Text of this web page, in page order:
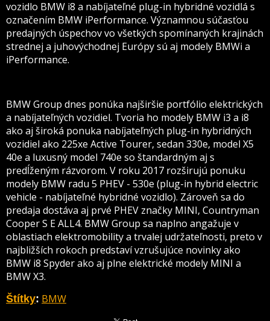
vozidlo BMW i8 a nabíjateľné plug-in hybridné vozidlá s
označením BMW iPerformance. Významnou súčasťou
predajných úspechov vo všetkých spomínaných krajinách
strednej a juhovýchodnej Európy sú aj modely BMWi a
iPerformance.
BMW Group dnes ponúka najširšie portfólio elektrických
a nabíjateľných vozidiel. Tvoria ho modely BMW i3 a i8
ako aj široká ponuka nabíjateľných plug-in hybridných
vozidiel ako 225xe Active Tourer, sedan 330e, model X5
40e a luxusný model 740e so štandardným aj s
predĺženým rázvorom. V roku 2017 rozširujú ponuku
modely BMW radu 5 PHEV - 530e (plug-in hybrid electric
vehicle - nabíjateľné hybridné vozidlo). Zároveň sa do
predaja dostáva aj prvé PHEV značky MINI, Countryman
Cooper S E ALL4. BMW Group sa naplno angažuje v
oblastiach elektromobility a trvalej udržateľnosti, preto v
najbližších rokoch predstaví vzrušujúce novinky ako
BMW i8 Spyder ako aj plne elektrické modely MINI a
BMW X3.
Štítky: BMW